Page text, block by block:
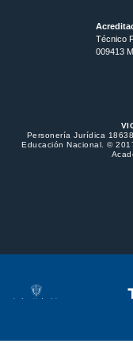
Técnico
009413
Personería Jurídica
Educación Nacional. ©